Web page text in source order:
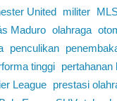
United militer
Maduro olahraga
penculikan
tinggi
pertahanan
League prestasi